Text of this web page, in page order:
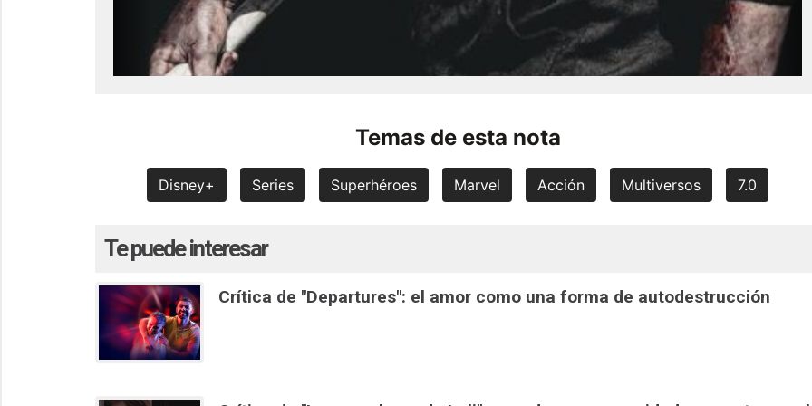
Temas de esta nota
Disney+ Series Superhéroes Marvel Acción Multiversos 7.0
Te puede interesar
Crítica de "Departures": el amor como una forma de autodestrucción